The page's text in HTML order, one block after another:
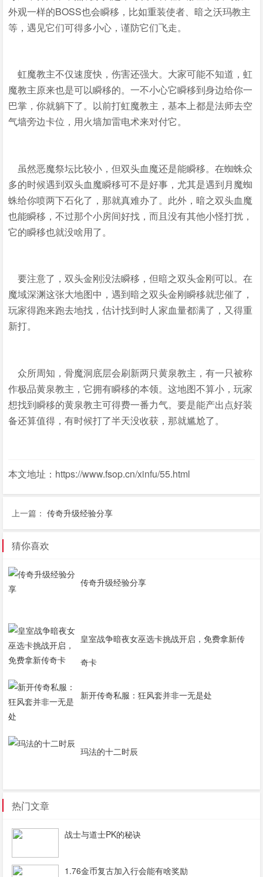
外观一样的BOSS也会瞬移，比如重装使者、暗之沃玛教主
等，遇见它们可得多小心，谨防它们飞走。
虹魔教主不仅速度快，伤害还强大。大家可能不知道，虹
魔教主原来也是可以瞬移的。一不小心它瞬移到身边给你一
巴掌，你就躺下了。以前打虹魔教主，基本上都是法师去空
气墙旁边卡位，用火墙加雷电术来对付它。
虽然恶魔祭坛比较小，但双头血魔还是能瞬移。在蜘蛛众
多的时候遇到双头血魔瞬移可不是好事，尤其是遇到月魔蜘
蛛给你喷两下石化了，那就真难办了。此外，暗之双头血魔
也能瞬移，不过那个小房间好找，而且没有其他小怪打扰，
它的瞬移也就没啥用了。
要注意了，双头金刚没法瞬移，但暗之双头金刚可以。在
魔域深渊这张大地图中，遇到暗之双头金刚瞬移就悲催了，
玩家得跑来跑去地找，估计找到时人家血量都满了，又得重
新打。
众所周知，骨魔洞底层会刷新两只黄泉教主，有一只被称
作极品黄泉教主，它拥有瞬移的本领。这地图不算小，玩家
想找到瞬移的黄泉教主可得费一番力气。要是能产出点好装
备还算值得，有时候打了半天没收获，那就尴尬了。
本文地址：https://www.fsop.cn/xinfu/55.html
上一篇： 传奇升级经验分享
猜你喜欢
传奇升级经验分享
皇室战争暗夜女巫选卡挑战开启，免费拿新传
奇卡
新开传奇私服：狂风套并非一无是处
玛法的十二时辰
热门文章
战士与道士PK的秘诀
1.76金币复古加入行会能有啥奖励